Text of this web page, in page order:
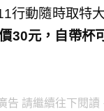
行動隨時取特
30元，自帶杯
告 請繼續往下閱讀